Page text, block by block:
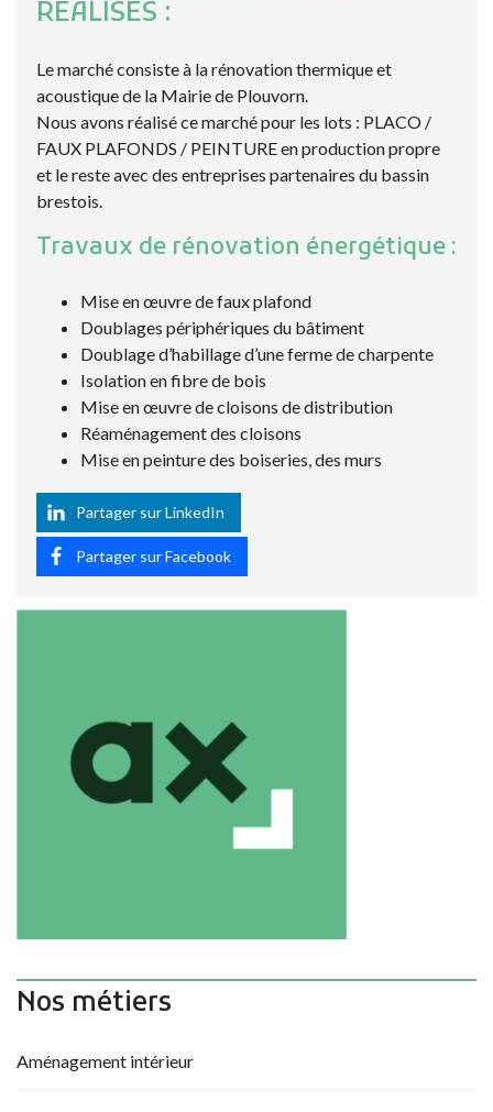
RÉALISÉS :
Le marché consiste à la rénovation thermique et
acoustique de la Mairie de Plouvorn.
Nous avons réalisé ce marché pour les lots : PLACO /
FAUX PLAFONDS / PEINTURE en production propre
et le reste avec des entreprises partenaires du bassin
brestois.
Travaux de rénovation énergétique :
Mise en œuvre de faux plafond
Doublages périphériques du bâtiment
Doublage d’habillage d’une ferme de charpente
Isolation en fibre de bois
Mise en œuvre de cloisons de distribution
Réaménagement des cloisons
Mise en peinture des boiseries, des murs
Partager sur LinkedIn
Partager sur Facebook
Nos métiers
Aménagement intérieur